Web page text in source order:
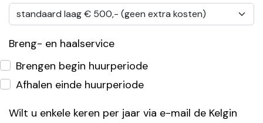
Breng- en haalservice
Brengen begin huurperiode
Afhalen einde huurperiode
Wilt u enkele keren per jaar via e-mail de Kelgin